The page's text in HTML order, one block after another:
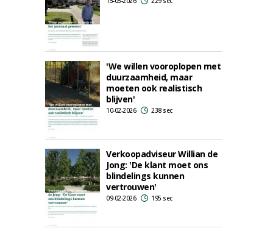
'We willen vooroplopen met
duurzaamheid, maar
moeten ook realistisch
blijven'
10-02-2026 238 sec
Verkoopadviseur Willian de
Jong: 'De klant moet ons
blindelings kunnen
vertrouwen'
09-02-2026 195 sec